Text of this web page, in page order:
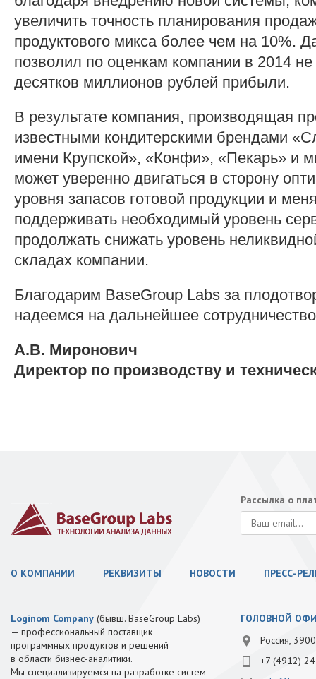
увеличить точность планирования
продуктового микса более чем на 10%.
позволил по оценкам компании в 2014 не
десятков миллионов рублей прибыли.
В результате компания, производящая
известными кондитерскими брендами
имени Крупской», «Конфи», «Пекарь» и
может уверенно двигаться в сторону
уровня запасов готовой продукции и
поддерживать необходимый уровень
продолжать снижать уровень
складах компании.
Благодарим BaseGroup Labs за
надеемся на дальнейшее
А.В. Миронович
Директор по производству и
Рассылка о
О КОМПАНИИ РЕКВИЗИТЫ НОВОСТИ ПРЕСС-
Loginom Company (бывш. BaseGroup Labs)
— профессиональный поставщик
программных продуктов и решений
в области бизнес-аналитики.
Мы специализируемся на разработке систем
ГОЛОВНОЙ
Россия,
+7 (4912)